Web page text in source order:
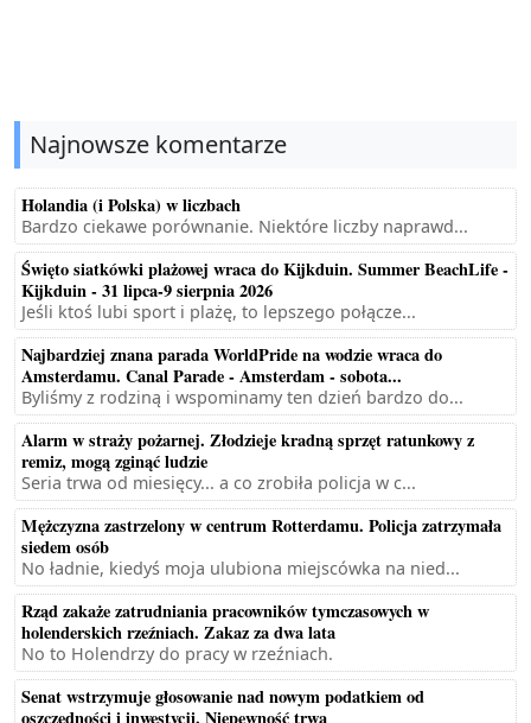
Najnowsze komentarze
Holandia (i Polska) w liczbach
Bardzo ciekawe porównanie. Niektóre liczby naprawd...
Święto siatkówki plażowej wraca do Kijkduin. Summer BeachLife -
Kijkduin - 31 lipca-9 sierpnia 2026
Jeśli ktoś lubi sport i plażę, to lepszego połącze...
Najbardziej znana parada WorldPride na wodzie wraca do
Amsterdamu. Canal Parade - Amsterdam - sobota...
Byliśmy z rodziną i wspominamy ten dzień bardzo do...
Alarm w straży pożarnej. Złodzieje kradną sprzęt ratunkowy z
remiz, mogą zginąć ludzie
Seria trwa od miesięcy... a co zrobiła policja w c...
Mężczyzna zastrzelony w centrum Rotterdamu. Policja zatrzymała
siedem osób
No ładnie, kiedyś moja ulubiona miejscówka na nied...
Rząd zakaże zatrudniania pracowników tymczasowych w
holenderskich rzeźniach. Zakaz za dwa lata
No to Holendrzy do pracy w rzeźniach.
Senat wstrzymuje głosowanie nad nowym podatkiem od